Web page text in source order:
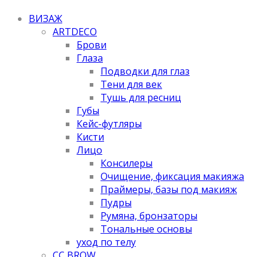
ВИЗАЖ
ARTDECO
Брови
Глаза
Подводки для глаз
Тени для век
Тушь для ресниц
Губы
Кейс-футляры
Кисти
Лицо
Консилеры
Очищение, фиксация макияжа
Праймеры, базы под макияж
Пудры
Румяна, бронзаторы
Тональные основы
уход по телу